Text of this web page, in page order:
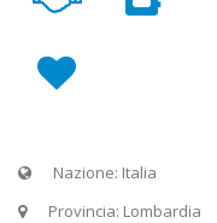
Nazione: Italia
Provincia: Lombardia